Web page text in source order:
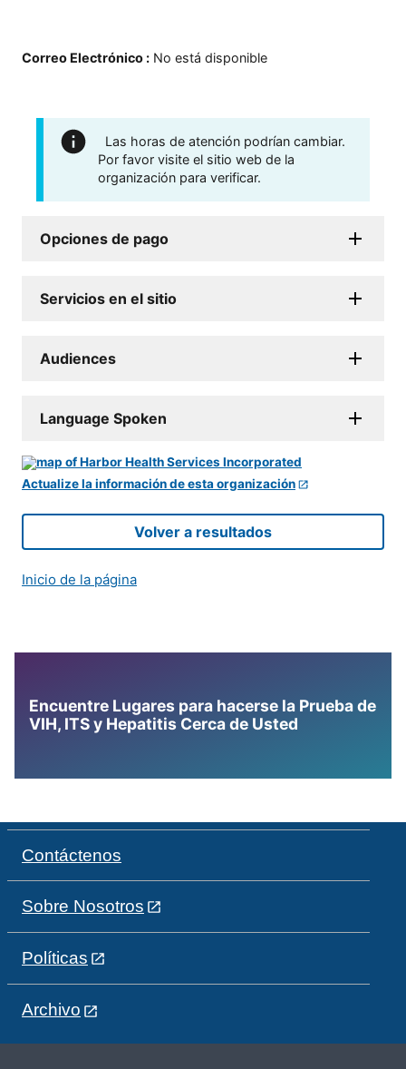
Correo Electrónico : No está disponible
Las horas de atención podrían cambiar.
Por favor visite el sitio web de la
organización para verificar.
Opciones de pago
Servicios en el sitio
Audiences
Language Spoken
Actualize la información de esta organización
Volver a resultados
Inicio de la página
Encuentre Lugares para hacerse la Prueba de
VIH, ITS y Hepatitis Cerca de Usted
Contáctenos
Sobre Nosotros
Políticas
Archivo